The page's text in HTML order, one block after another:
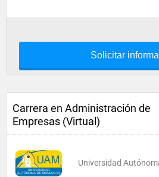
Solicitar
Carrera en Administración de
Empresas (Virtual)
Universidad